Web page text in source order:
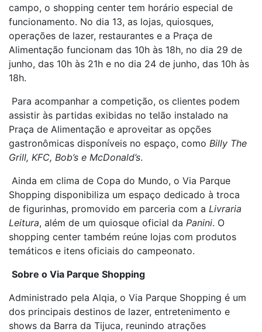
campo, o shopping center tem horário especial de
funcionamento. No dia 13, as lojas, quiosques,
operações de lazer, restaurantes e a Praça de
Alimentação funcionam das 10h às 18h, no dia 29 de
junho, das 10h às 21h e no dia 24 de junho, das 10h às
18h.
Para acompanhar a competição, os clientes podem
assistir às partidas exibidas no telão instalado na
Praça de Alimentação e aproveitar as opções
gastronômicas disponíveis no espaço, como Billy The
Grill, KFC, Bob’s e McDonald’s.
Ainda em clima de Copa do Mundo, o Via Parque
Shopping disponibiliza um espaço dedicado à troca
de figurinhas, promovido em parceria com a Livraria
Leitura, além de um quiosque oficial da Panini. O
shopping center também reúne lojas com produtos
temáticos e itens oficiais do campeonato.
Sobre o Via Parque Shopping
Administrado pela Alqia, o Via Parque Shopping é um
dos principais destinos de lazer, entretenimento e
shows da Barra da Tijuca, reunindo atrações